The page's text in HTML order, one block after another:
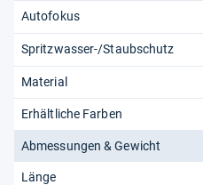
Autofokus
Spritzwasser-/Staubschutz
Material
Erhältliche Farben
Abmessungen & Gewicht
Länge